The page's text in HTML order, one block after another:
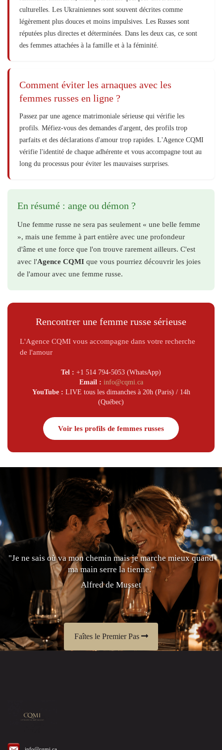
culturelles. Les Ukrainiennes sont souvent décrites comme
légèrement plus douces et moins impulsives. Les Russes sont
réputées plus directes et déterminées. Dans les deux cas, ce sont
des femmes attachées à la famille et à la féminité.
Comment éviter les arnaques avec les
femmes russes en ligne ?
Passez par une agence matrimoniale sérieuse qui vérifie les
profils. Méfiez-vous des demandes d'argent, des profils trop
parfaits et des déclarations d'amour trop rapides. L'Agence CQMI
vérifie l'identité de chaque adhérente et vous accompagne tout au
long du processus pour éviter les mauvaises surprises.
En résumé : ange ou démon ?
Une femme russe ne sera pas seulement « une belle femme
», mais une femme à part entière avec une profondeur
d'âme et une force que l'on trouve rarement ailleurs. C'est
avec l'Agence CQMI que vous pourriez découvrir les joies
de l'amour avec une femme russe.
Rencontrer une femme russe sérieuse
L'Agence CQMI vous accompagne dans votre recherche
de l'amour
Tel : +1 514 794-5053 (WhatsApp)
Email : info@cqmi.ca
YouTube : LIVE tous les dimanches à 20h (Paris) / 14h
(Québec)
Voir les profils de femmes russes
"Je ne sais où va mon chemin mais je marche mieux quand
ma main serre la tienne."
Alfred de Musset
Faîtes le Premier Pas